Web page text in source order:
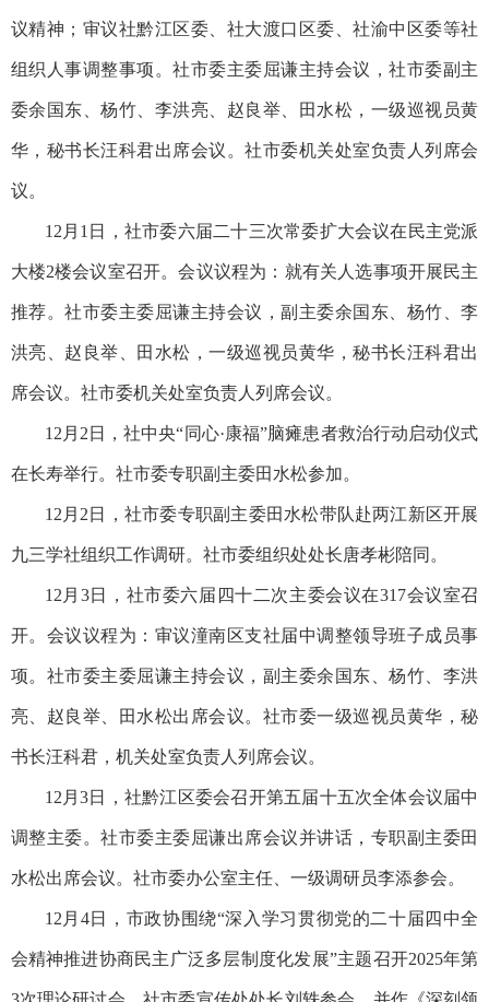
议精神；审议社黔江区委、社大渡口区委、社渝中区委等社
组织人事调整事项。社市委主委屈谦主持会议，社市委副主
委余国东、杨竹、李洪亮、赵良举、田水松，一级巡视员黄
华，秘书长汪科君出席会议。社市委机关处室负责人列席会
议。
12月1日，社市委六届二十三次常委扩大会议在民主党派
大楼2楼会议室召开。会议议程为：就有关人选事项开展民主
推荐。社市委主委屈谦主持会议，副主委余国东、杨竹、李
洪亮、赵良举、田水松，一级巡视员黄华，秘书长汪科君出
席会议。社市委机关处室负责人列席会议。
12月2日，社中央“同心·康福”脑瘫患者救治行动启动仪式
在长寿举行。社市委专职副主委田水松参加。
12月2日，社市委专职副主委田水松带队赴两江新区开展
九三学社组织工作调研。社市委组织处处长唐孝彬陪同。
12月3日，社市委六届四十二次主委会议在317会议室召
开。会议议程为：审议潼南区支社届中调整领导班子成员事
项。社市委主委屈谦主持会议，副主委余国东、杨竹、李洪
亮、赵良举、田水松出席会议。社市委一级巡视员黄华，秘
书长汪科君，机关处室负责人列席会议。
12月3日，社黔江区委会召开第五届十五次全体会议届中
调整主委。社市委主委屈谦出席会议并讲话，专职副主委田
水松出席会议。社市委办公室主任、一级调研员李添参会。
12月4日，市政协围绕“深入学习贯彻党的二十届四中全
会精神推进协商民主广泛多层制度化发展”主题召开2025年第